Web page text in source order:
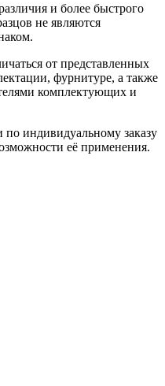
и более быстрого
не являются
от представленных
фурнитуре, а также
комплектующих и
индивидуальному заказу
её применения.